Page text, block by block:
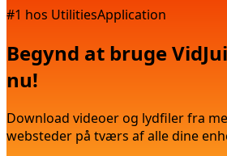
#1 hos UtilitiesApplication
Begynd at bruge
nu!
Download videoer og lydfiler fra
websteder på tværs af alle dine